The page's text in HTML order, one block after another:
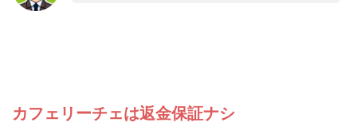
カフェリーチェは返金保証ナシ